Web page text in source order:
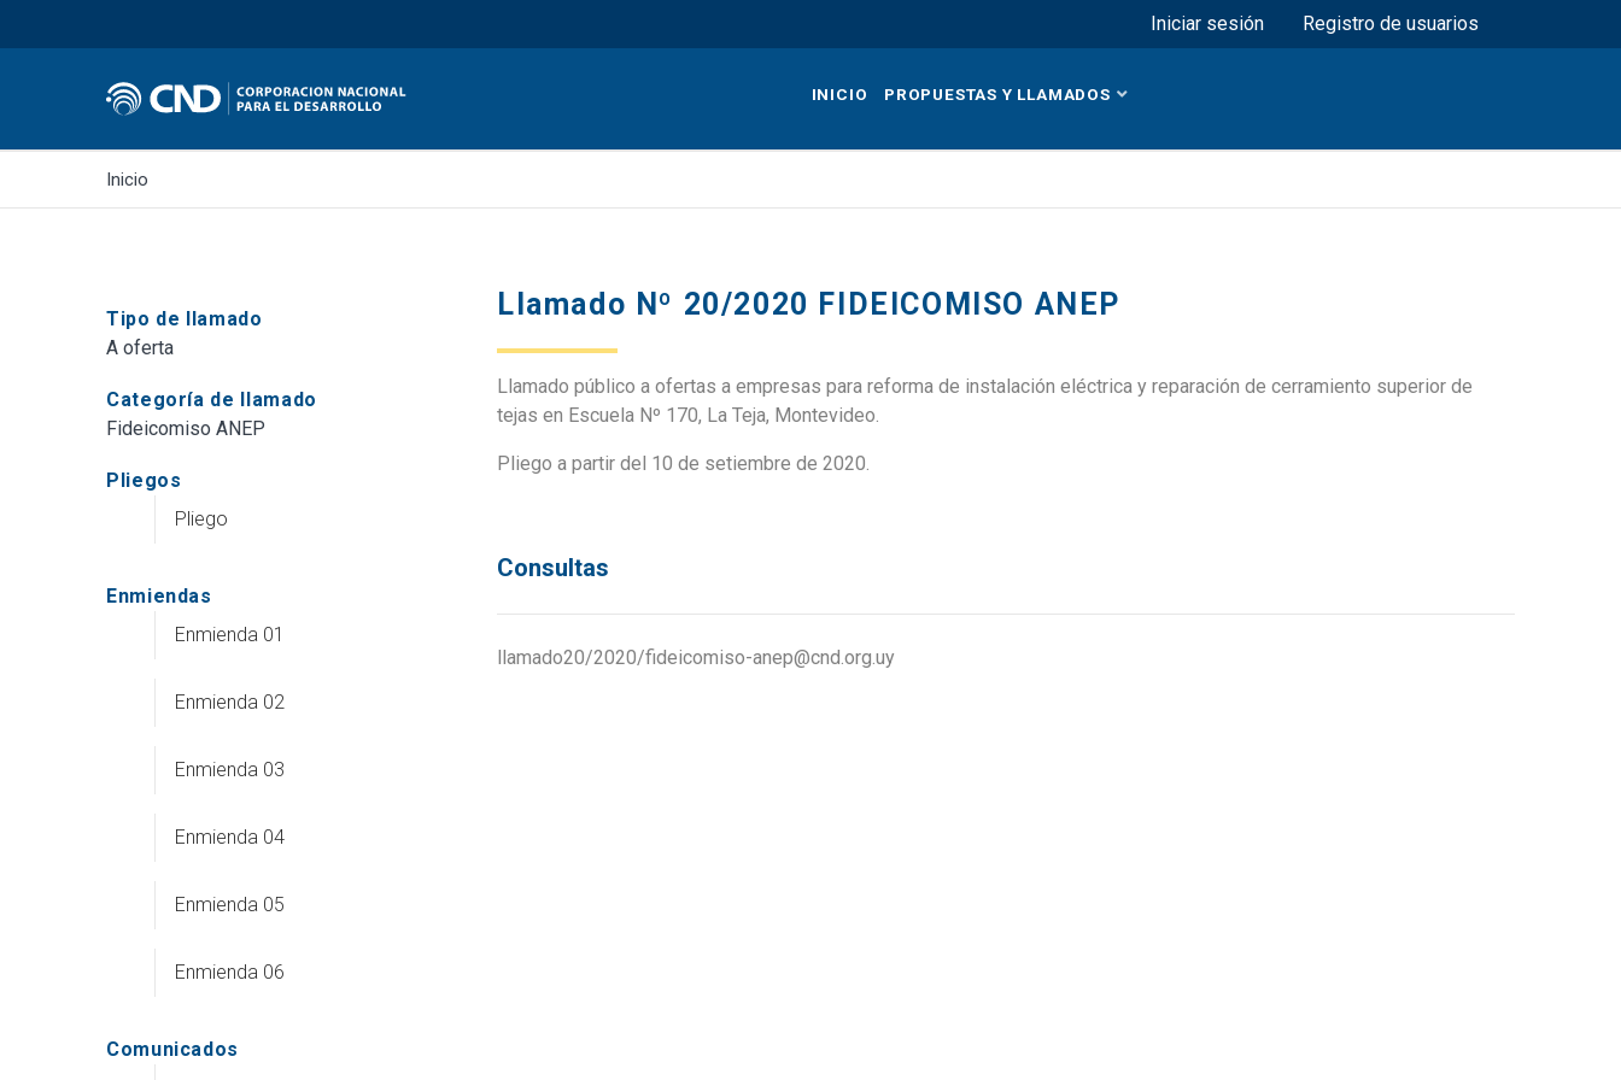
al
principal
Menú superior
Iniciar sesión Registro de usuarios
INICIO PROPUESTAS Y LLAMADOS
Inicio
Tipo de llamado
A oferta
Categoría de llamado
Fideicomiso ANEP
Pliegos
Pliego
Enmiendas
Enmienda 01
Enmienda 02
Enmienda 03
Enmienda 04
Enmienda 05
Enmienda 06
Comunicados
Llamado Nº 20/2020 FIDEICOMISO ANEP
Llamado público a ofertas a empresas para reforma de instalación eléctrica y reparación de cerramiento superior de
tejas en Escuela Nº 170, La Teja, Montevideo.
Pliego a partir del 10 de setiembre de 2020.
Consultas
llamado20/2020/fideicomiso-anep@cnd.org.uy